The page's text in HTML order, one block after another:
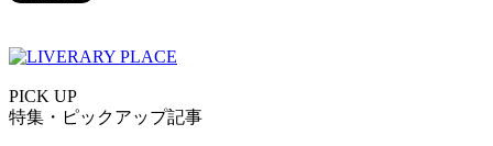
PICK UP
特集・ピックアップ記事